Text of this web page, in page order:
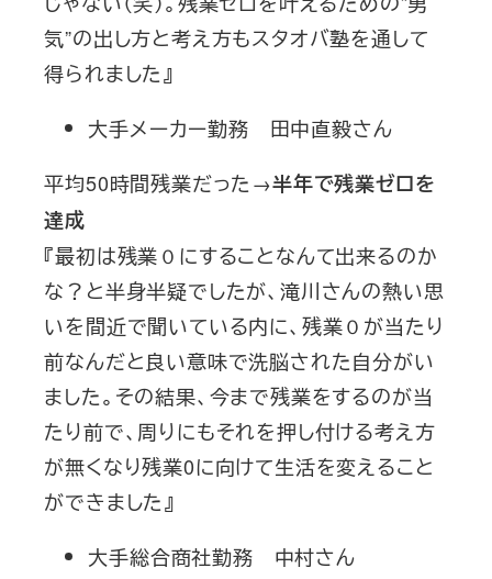
気”の出し方と考え方もスタオバ塾を通して
得られました』
大手メーカー勤務 田中直毅さん
平均50時間残業だった→半年で残業ゼロを
達成
『最初は残業０にすることなんて出来るのか
な？と半身半疑でしたが、滝川さんの熱い思
いを間近で聞いている内に、残業０が当たり
前なんだと良い意味で洗脳された自分がい
ました。その結果、今まで残業をするのが当
たり前で、周りにもそれを押し付ける考え方
が無くなり残業0に向けて生活を変えること
ができました』
大手総合商社勤務 中村さん